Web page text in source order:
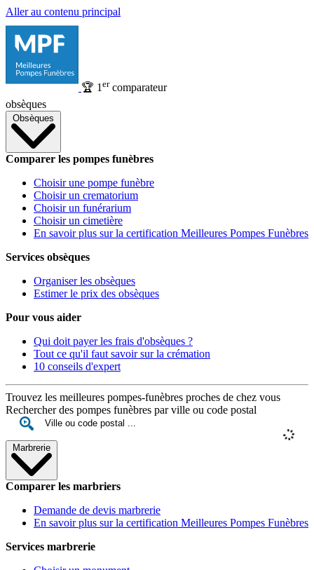
Aller au contenu principal
🏆 1 ercomparateur
obsèques
Obsèques
Comparer les pompes funèbres
Choisir une pompe funèbre
Choisir un crematorium
Choisir un funérarium
Choisir un cimetière
En savoir plus sur la certification Meilleures Pompes Funèbres
Services obsèques
Organiser les obsèques
Estimer le prix des obsèques
Pour vous aider
Qui doit payer les frais d'obsèques ?
Tout ce qu'il faut savoir sur la crémation
10 conseils d'expert
Trouvez les meilleures pompes-funèbres proches de chez vous
Rechercher des pompes funèbres par ville ou code postal
Marbrerie
Comparer les marbriers
Demande de devis marbrerie
En savoir plus sur la certification Meilleures Pompes Funèbres
Services marbrerie